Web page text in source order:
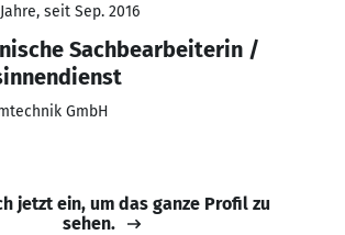
seit Sep. 2016
Sachbearbeiterin /
GmbH
jetzt ein, um das ganze Profil zu
sehen.